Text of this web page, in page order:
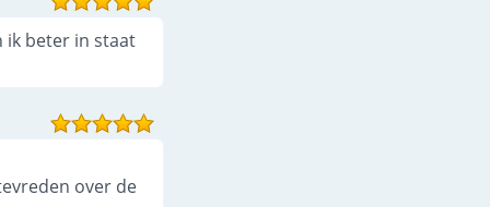
ik beter in staat
over de